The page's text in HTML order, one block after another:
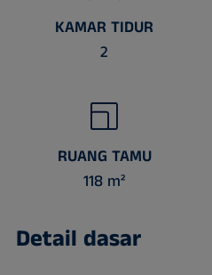
KAMAR TIDUR
2
RUANG TAMU
118 m²
Detail dasar